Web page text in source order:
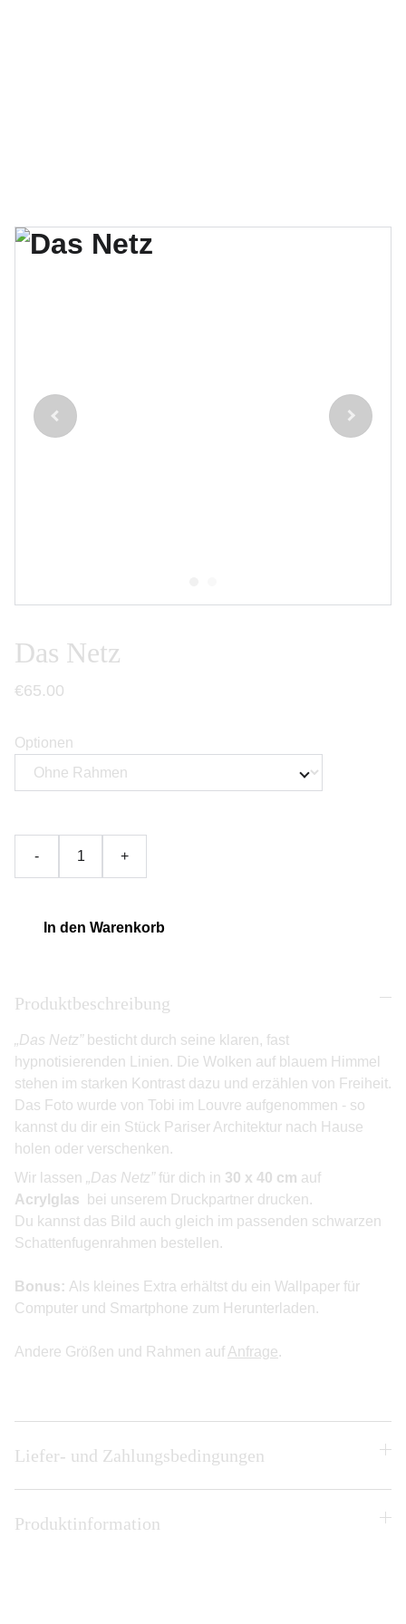
Das Netz
€65.00
Optionen
- +
In den Warenkorb
Produktbeschreibung
„Das Netz”besticht durch seine klaren, fast
hypnotisierenden Linien. Die Wolken auf blauem Himmel
stehen im starken Kontrast dazu und erzählen von Freiheit.
Das Foto wurde von Tobi im Louvre aufgenommen - so
kannst du dir ein Stück Pariser Architektur nach Hause
holen oder verschenken.
Wir lassen „Das Netz”für dich in 30 x 40 cm auf
Acrylglas
bei unserem Druckpartner drucken.
Du kannst das Bild auch gleich im passenden schwarzen
Schattenfugenrahmen bestellen.
Bonus: Als kleines Extra erhältst du ein Wallpaper für
Computer und Smartphone zum Herunterladen.
Andere Größen und Rahmen auf Anfrage.
Liefer- und Zahlungsbedingungen
Produktinformation